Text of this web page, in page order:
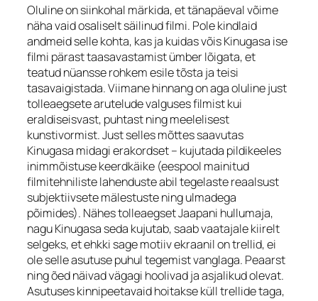
Oluline on siinkohal märkida, et tänapäeval võime
näha vaid osaliselt säilinud filmi. Pole kindlaid
andmeid selle kohta, kas ja kuidas võis Kinugasa ise
filmi pärast taasavastamist ümber lõigata, et
teatud nüansse rohkem esile tõsta ja teisi
tasavaigistada. Viimane hinnang on aga oluline just
tolleaegsete arutelude valguses filmist kui
eraldiseisvast, puhtast ning meelelisest
kunstivormist. Just selles mõttes saavutas
Kinugasa midagi erakordset – kujutada pildikeeles
inimmõistuse keerdkäike (eespool mainitud
filmitehniliste lahenduste abil tegelaste reaalsust
subjektiivsete mälestuste ning ulmadega
põimides). Nähes tolleaegset Jaapani hullumaja,
nagu Kinugasa seda kujutab, saab vaatajale kiirelt
selgeks, et ehkki sage motiiv ekraanil on trellid, ei
ole selle asutuse puhul tegemist vanglaga. Peaarst
ning õed näivad vägagi hoolivad ja asjalikud olevat.
Asutuses kinnipeetavaid hoitakse küll trellide taga,